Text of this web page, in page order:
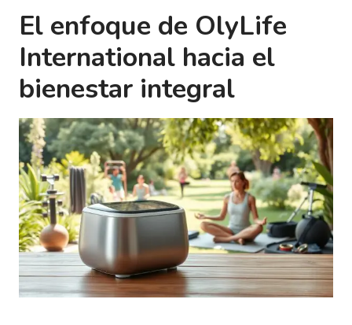
El enfoque de OlyLife
International hacia el
bienestar integral